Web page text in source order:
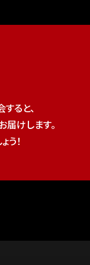
ると、
けします。
う！